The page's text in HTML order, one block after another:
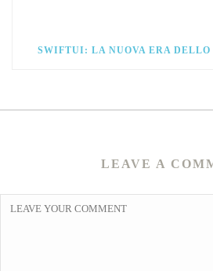
SWIFTUI: LA NUOVA ERA DELLO
LEAVE A